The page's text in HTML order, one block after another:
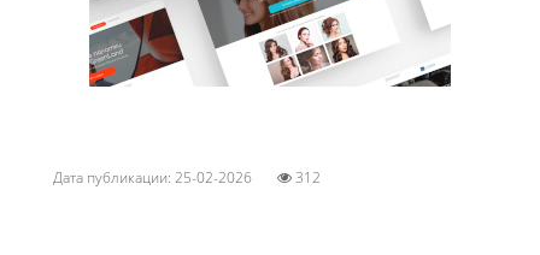
Дата публикации: 25-02-2026 312